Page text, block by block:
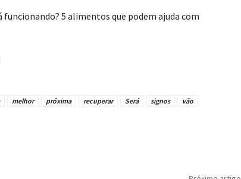
5 alimentos que podem ajuda com
melhor próxima recuperar Será signos vão